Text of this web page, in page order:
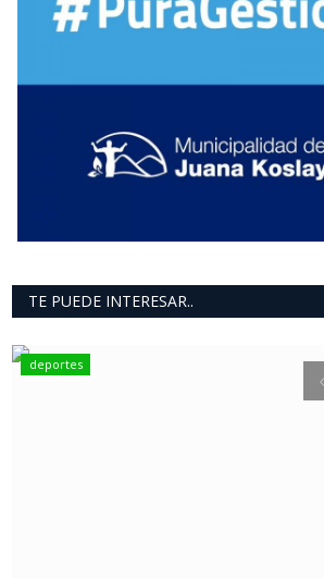
TE PUEDE INTERESAR..
deportes